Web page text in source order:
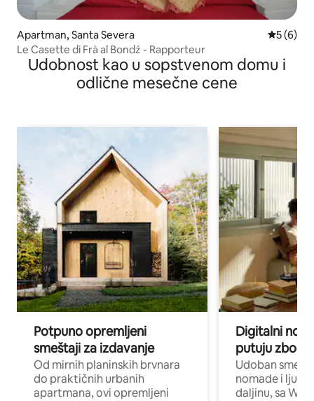
Apartman, Santa Severa
5 (6)
Le Casette di Frà al Bondź - Rapporteur
Udobnost kao u sopstvenom domu i
odlične mesečne cene
Potpuno opremljeni
smeštaji za izdavanje
Od mirnih planinskih brvnara
do praktičnih urbanih
apartmana, ovi opremljeni
Digitalni
putuju zbog
Udoban
nomade i ljude
daljinu, sa Wi-